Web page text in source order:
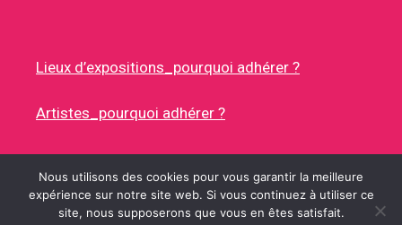
Lieux d’expositions_pourquoi adhérer ?
Artistes_pourquoi adhérer ?
© 2026 RUES DES ARTISTES• CONSTRUIT AVEC
Nous utilisons des cookies pour vous garantir la meilleure
expérience sur notre site web. Si vous continuez à utiliser ce
site, nous supposerons que vous en êtes satisfait.